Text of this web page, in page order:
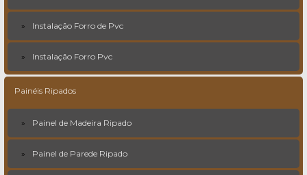
Instalação Forro de Pvc
Instalação Forro Pvc
Painéis Ripados
Painel de Madeira Ripado
Painel de Parede Ripado